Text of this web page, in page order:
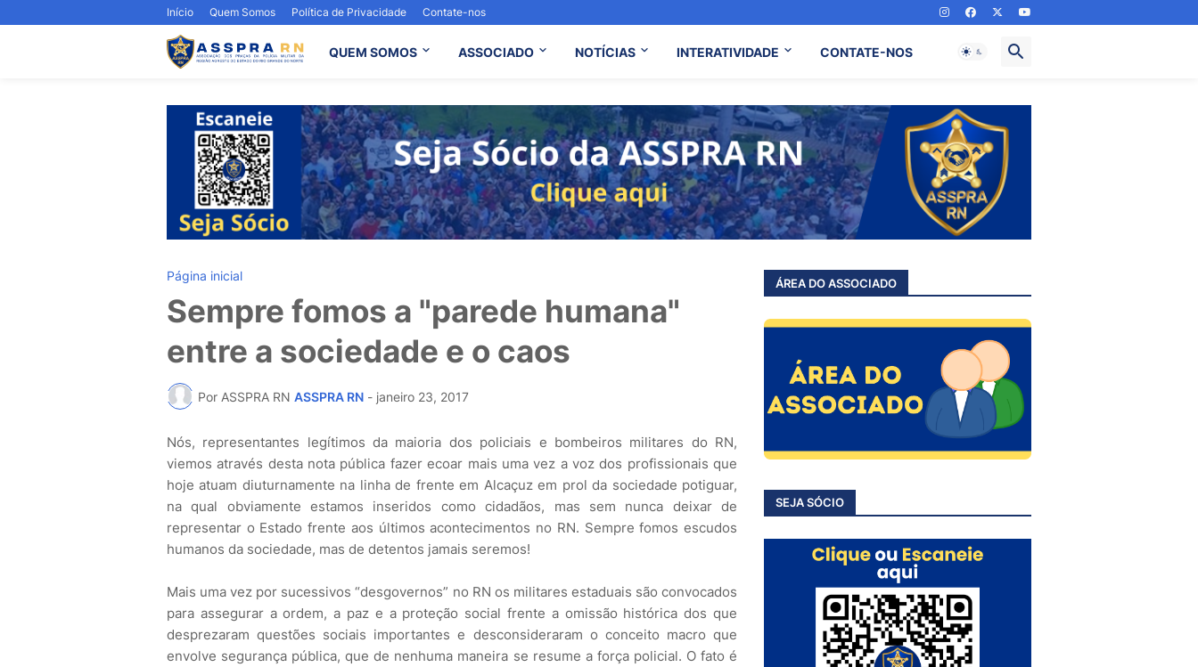
Início Quem Somos Política de Privacidade Contate-nos
QUEM SOMOS ASSOCIADO NOTÍCIAS INTERATIVIDADE CONTATE-NOS
Página inicial
Sempre fomos a "parede humana"
entre a sociedade e o caos
Por ASSPRA RN ASSPRA RN - janeiro 23, 2017
Nós, representantes legítimos da maioria dos policiais e bombeiros militares do RN,
viemos através desta nota pública fazer ecoar mais uma vez a voz dos profissionais que
hoje atuam diuturnamente na linha de frente em Alcaçuz em prol da sociedade potiguar,
na qual obviamente estamos inseridos como cidadãos, mas sem nunca deixar de
representar o Estado frente aos últimos acontecimentos no RN. Sempre fomos escudos
humanos da sociedade, mas de detentos jamais seremos!
Mais uma vez por sucessivos “desgovernos” no RN os militares estaduais são convocados
para assegurar a ordem, a paz e a proteção social frente a omissão histórica dos que
desprezaram questões sociais importantes e desconsideraram o conceito macro que
envolve segurança pública, que de nenhuma maneira se resume a força policial. O fato é
ÁREA DO ASSOCIADO
SEJA SÓCIO